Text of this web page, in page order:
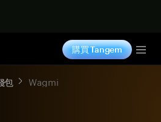
購買 Tangem
包 Wagmi